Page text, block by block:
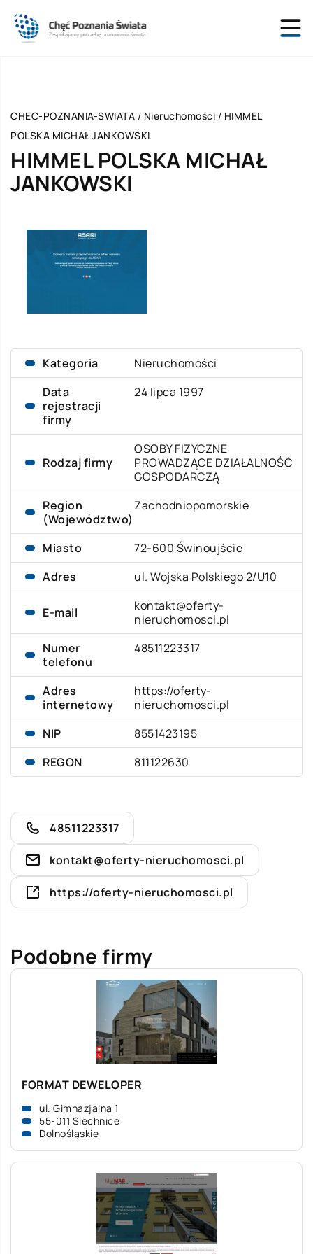
CHEC-POZNANIA-SWIATA / Nieruchomości / HIMMEL
POLSKA MICHAŁ JANKOWSKI
HIMMEL POLSKA MICHAŁ
JANKOWSKI
Kategoria
Nieruchomości
Data
rejestracji
firmy
24 lipca 1997
Rodzaj firmy
OSOBY FIZYCZNE
PROWADZĄCE DZIAŁALNOŚĆ
GOSPODARCZĄ
Region
(Województwo)
Zachodniopomorskie
Miasto
72-600 Świnoujście
Adres
ul. Wojska Polskiego 2/U10
E-mail
kontakt@oferty-
nieruchomosci.pl
Numer
telefonu
48511223317
Adres
internetowy
https://oferty-
nieruchomosci.pl
NIP
8551423195
REGON
811122630
48511223317
kontakt@oferty-nieruchomosci.pl
https://oferty-nieruchomosci.pl
Podobne firmy
FORMAT DEWELOPER
ul. Gimnazjalna 1
55-011 Siechnice
Dolnośląskie